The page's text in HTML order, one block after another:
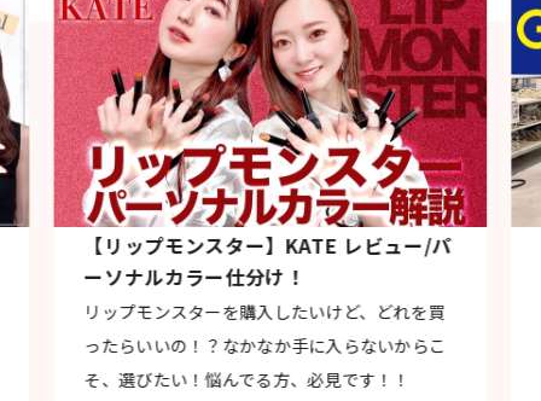
【リップモンスター】KATE レビュー/パ
ーソナルカラー仕分け！
リップモンスターを購入したいけど、どれを買
ったらいいの！？なかなか手に入らないからこ
そ、選びたい！悩んでる方、必見です！！